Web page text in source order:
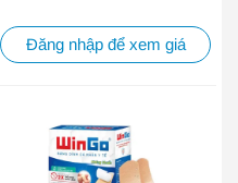
Đăng nhập để xem giá